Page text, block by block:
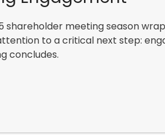
shareholder meeting season
to a critical next step:
concludes.